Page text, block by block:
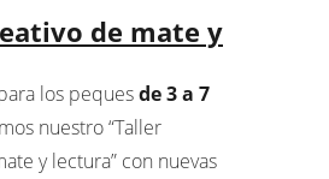
de mate y
los pequesde 3 a 7
nuestro “Taller
y lectura” con nuevas